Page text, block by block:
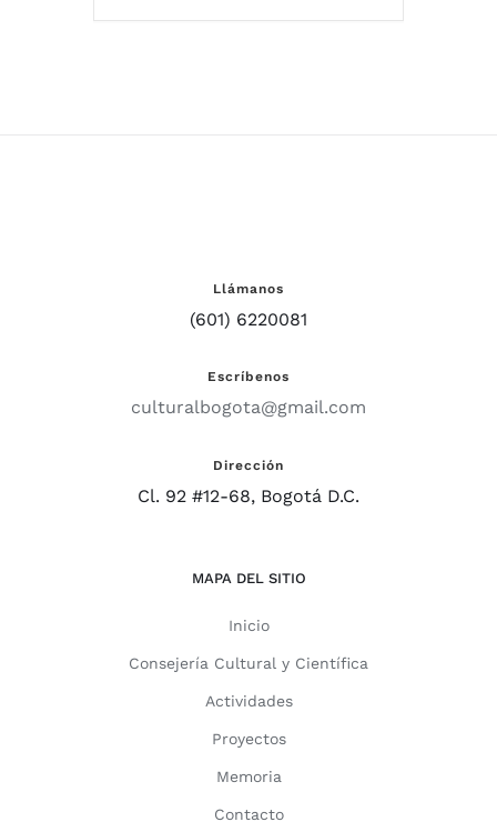
Llámanos
(601) 6220081
Escríbenos
culturalbogota@gmail.com
Dirección
Cl. 92 #12-68, Bogotá D.C.
MAPA DEL SITIO
Inicio
Consejería Cultural y Científica
Actividades
Proyectos
Memoria
Contacto